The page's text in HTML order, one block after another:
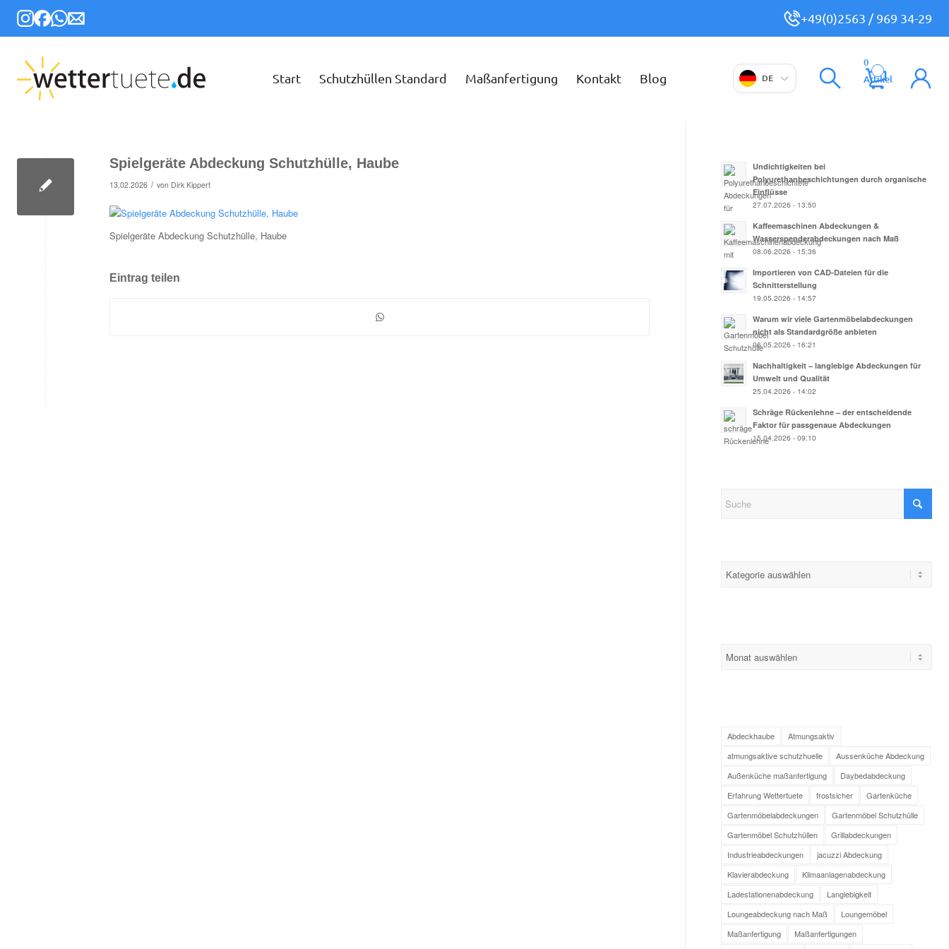
+49(0)2563 / 969 34-29
Start Schutzhüllen Standard Maßanfertigung Kontakt Blog DE
0
Artikel
Spielgeräte Abdeckung Schutzhülle, Haube
13.02.2026 / von Dirk Kippert
Spielgeräte Abdeckung Schutzhülle, Haube
Eintrag teilen
Undichtigkeiten bei
Polyurethanbeschichtungen durch organische
Einflüsse
27.07.2026 - 13:50
Kaffeemaschinen Abdeckungen &
Wasserspenderabdeckungen nach Maß
08.06.2026 - 15:36
Importieren von CAD-Dateien für die
Schnitterstellung
19.05.2026 - 14:57
Warum wir viele Gartenmöbelabdeckungen
nicht als Standardgröße anbieten
06.05.2026 - 16:21
Nachhaltigkeit – langlebige Abdeckungen für
Umwelt und Qualität
25.04.2026 - 14:02
Schräge Rückenlehne – der entscheidende
Faktor für passgenaue Abdeckungen
15.04.2026 - 09:10
Abdeckhaube
Atmungsaktiv
atmungsaktive schutzhuelle
Aussenküche Abdeckung
Außenküche maßanfertigung
Daybedabdeckung
Erfahrung Wettertuete
frostsicher
Gartenküche
Gartenmöbelabdeckungen
Gartenmöbel Schutzhülle
Gartenmöbel Schutzhüllen
Grillabdeckungen
Industrieabdeckungen
jacuzzi Abdeckung
Klavierabdeckung
Klimaanlagenabdeckung
Ladestationenabdeckung
Langlebigkeit
Loungeabdeckung nach Maß
Loungemöbel
Maßanfertigung
Maßanfertigungen